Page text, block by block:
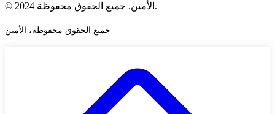
© 2024 الأمين. جميع الحقوق محفوظة.
جميع الحقوق محفوظة، الأمين